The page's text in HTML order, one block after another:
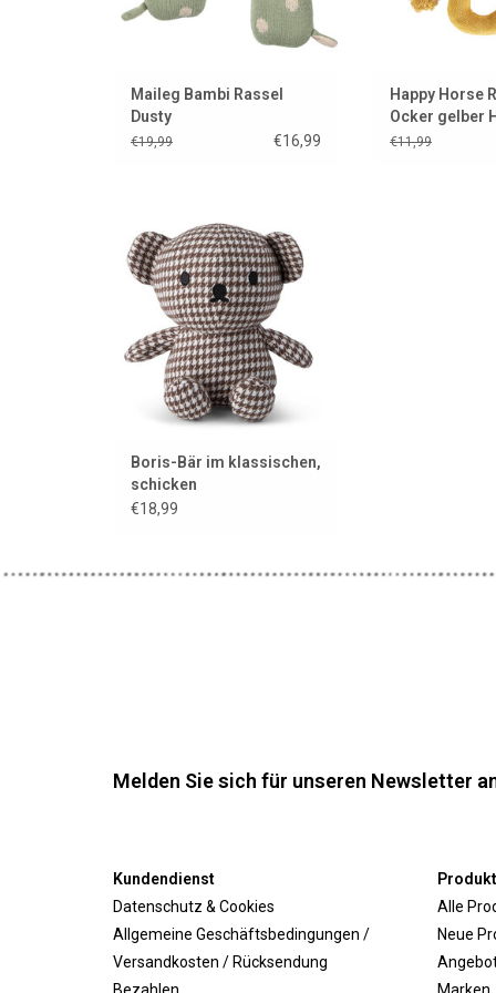
Maileg Bambi Rassel
Dusty
€19,99 €16,99
Happy Horse
Ocker gelber
€11,99
elegantes Kuscheln
ZUM WARENKORB HINZUFÜGEN
Boris-Bär im klassischen,
schicken
Hahnentrittmuster
€18,99
Melden Sie sich für unseren Newsletter
Kundendienst
Datenschutz & Cookies
Allgemeine Geschäftsbedingungen /
Versandkosten / Rücksendung
Alle
Neue